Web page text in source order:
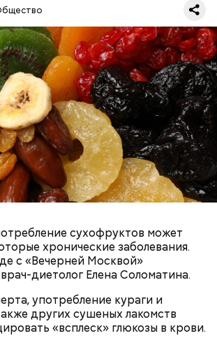
сухофруктов может
хронические заболевания.
с «Вечерней Москвой»
диетолог Елена Соломатина.
употребление кураги и
других сушеных лакомств
«всплеск» глюкозы в крови.
в сушеном виде являются
которые лишены влаги, что
сразу несколько фруктов.
с излишним весом и сахарным
в большом количестве я
Негативным последствием
сахара в крови, что ухудшит
— отметила доктор.
ПИТАНИЕ